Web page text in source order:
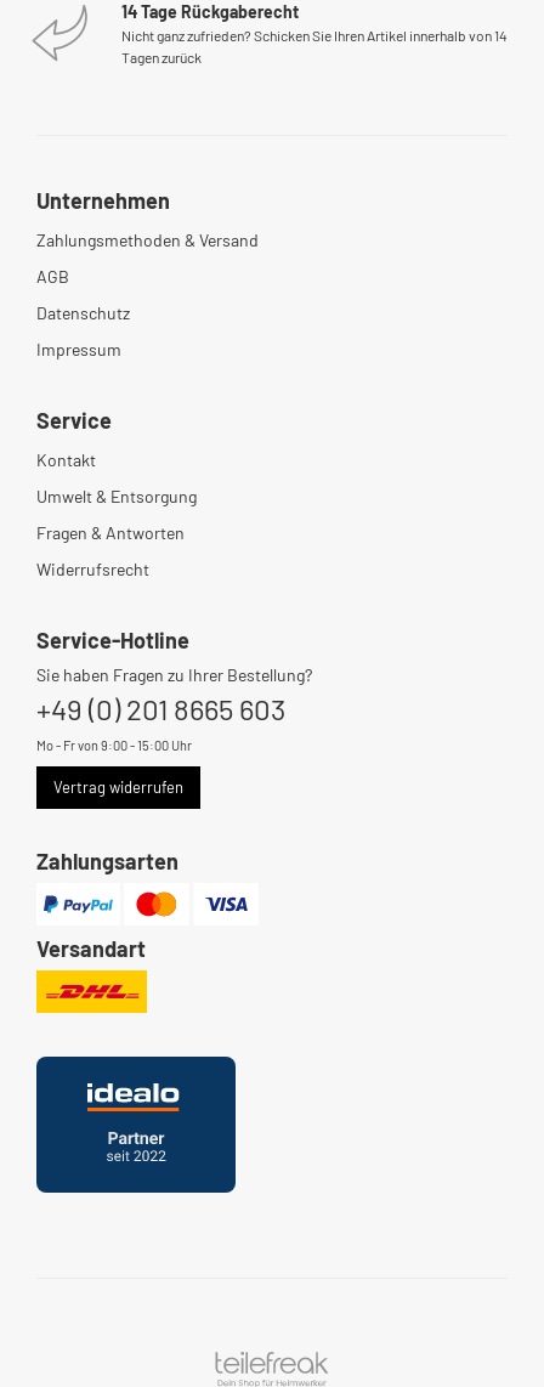
14 Tage Rückgaberecht
Nicht ganz zufrieden? Schicken Sie Ihren Artikel innerhalb von 14
Tagen zurück
Unternehmen
Zahlungsmethoden & Versand
AGB
Datenschutz
Impressum
Service
Kontakt
Umwelt & Entsorgung
Fragen & Antworten
Widerrufsrecht
Service-Hotline
Sie haben Fragen zu Ihrer Bestellung?
+49 (0) 201 8665 603
Mo - Fr von 9:00 - 15:00 Uhr
Vertrag widerrufen
Zahlungsarten
Versandart